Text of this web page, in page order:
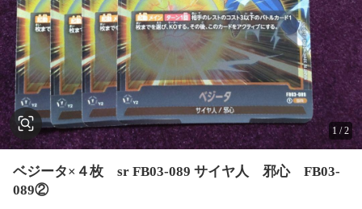
1 /2
ベジータ×４枚 sr FB03-089 サイヤ人 邪心 FB03-
089②